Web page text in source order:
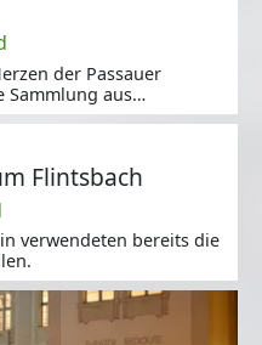
der Passauer
aus
Flintsbach
verwendeten bereits die